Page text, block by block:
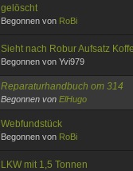
gelöscht
Begonnen von RoBi
Sieht nach Robur Aufsatz
Begonnen von Yvi979
Reparaturhandbuch om 314
Begonnen von ElHugo
Webfundstück
Begonnen von RoBi
LKW mit 1,5 Tonnen